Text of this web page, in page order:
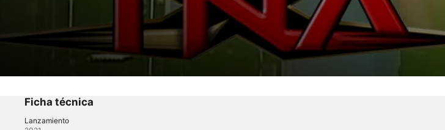
TNA PPV Sacrifice 2005
Deportes
Ficha técnica
Lanzamiento